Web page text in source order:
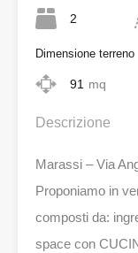
2
Dimensione terreno
91 mq
Descrizione
Marassi – Via
Proponiamo in
composti da:
space con